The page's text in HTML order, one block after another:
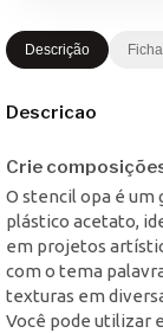
Descrição
Descricao
Crie
O stencil opa é
plástico acetato,
em projetos
com o tema
texturas em
Você pode utilizar